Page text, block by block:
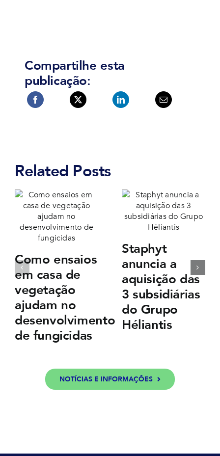
Compartilhe esta
publicação:
Related Posts
Como ensaios
em casa de
vegetação
ajudam no
desenvolvimento
de fungicidas
Staphyt
anuncia a
aquisição das
3 subsidiárias
do Grupo
Héliantis
NOTÍCIAS E INFORMAÇÕES